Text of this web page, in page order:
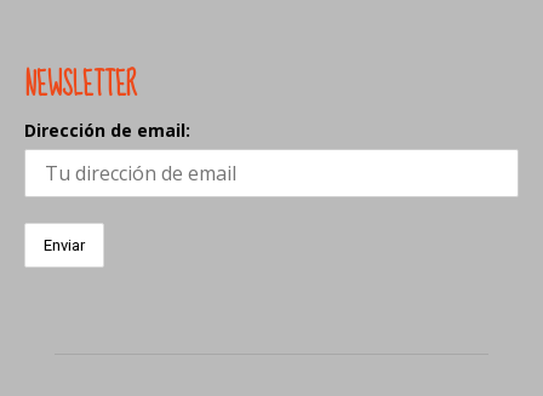
NEWSLETTER
Dirección de email: